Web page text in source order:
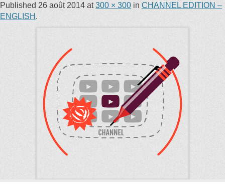
Published 26 août 2014 at300 × 300 in CHANNEL EDITION –
ENGLISH .